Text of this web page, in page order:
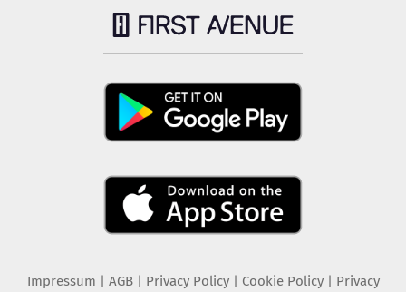
Impressum AGB Privacy Policy| Cookie Policy| Privacy